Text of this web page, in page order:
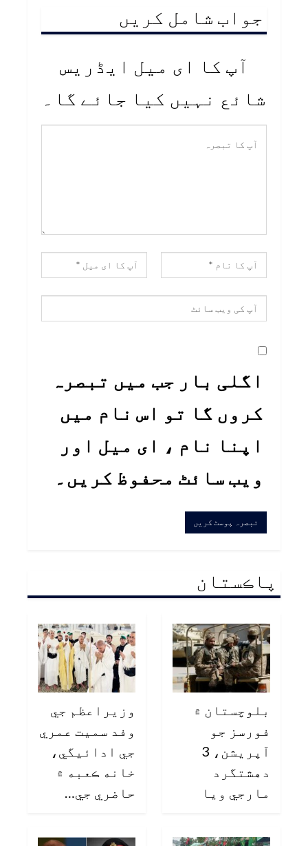
جواب شامل کریں
آپ کا ای میل ایڈریس
شائع نہیں کیا جائے گا۔
اگلی بار جب میں تبصرہ
کروں گا تو اس نام میں
اپنا نام ، ای میل اور
ویب سائٹ محفوظ کریں۔
پاڪستان
بلوچستان ۾
فورسز جو
آپريشن، 3
دهشتگرد
مارجي ويا
وزيراعظم جي
وفد سميت عمري
جي ادائيگي،
خانه ڪعبه ۾
حاضري جي…